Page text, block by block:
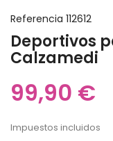
Referencia 112612
Deportivos
Calzamedi
99,90 €
Impuestos incluidos